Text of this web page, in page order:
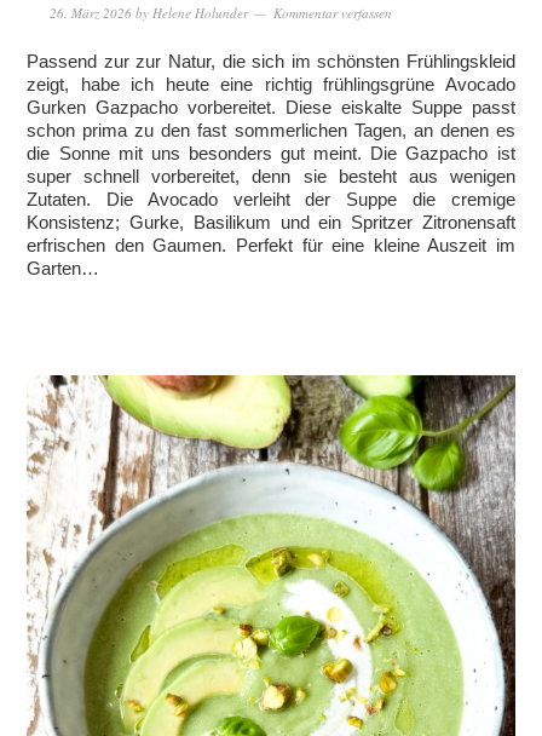
26. März 2026 by Helene Holunder Kommentar verfassen
Passend zur zur Natur, die sich im schönsten Frühlingskleid
zeigt, habe ich heute eine richtig frühlingsgrüne Avocado
Gurken Gazpacho vorbereitet. Diese eiskalte Suppe passt
schon prima zu den fast sommerlichen Tagen, an denen es
die Sonne mit uns besonders gut meint. Die Gazpacho ist
super schnell vorbereitet, denn sie besteht aus wenigen
Zutaten. Die Avocado verleiht der Suppe die cremige
Konsistenz; Gurke, Basilikum und ein Spritzer Zitronensaft
erfrischen den Gaumen. Perfekt für eine kleine Auszeit im
Garten…